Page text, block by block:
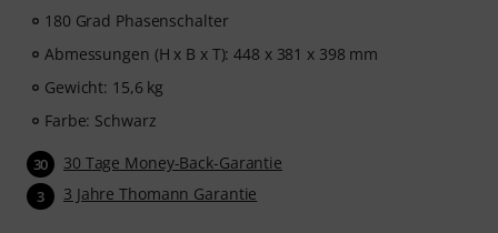
180 Grad Phasenschalter
Abmessungen (H x B x T): 448 x 381 x 398 mm
Gewicht: 15,6 kg
Farbe: Schwarz
30 30 Tage Money-Back-Garantie
3 3 Jahre Thomann Garantie